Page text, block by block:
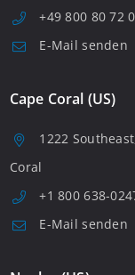
+49 800 80 72
E-Mail senden
Cape Coral (US)
1222
Coral
+1 800 638-
E-Mail senden